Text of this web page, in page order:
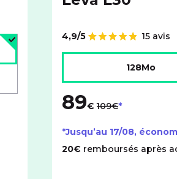
Note de
4,9/5
15 avis
128Mo
89€ 109€
*Jusqu’au 17/08,
20€ remboursés après